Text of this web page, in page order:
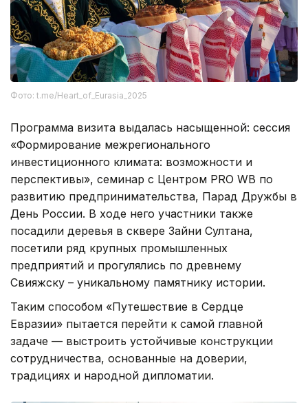
Фото: t.me/Heart_of_Eurasia_2025
Программа визита выдалась насыщенной: сессия
«Формирование межрегионального
инвестиционного климата: возможности и
перспективы», семинар с Центром PRO WB по
развитию предпринимательства, Парад Дружбы в
День России. В ходе него участники также
посадили деревья в сквере Зайни Султана,
посетили ряд крупных промышленных
предприятий и прогулялись по древнему
Свияжску – уникальному памятнику истории.
Таким способом «Путешествие в Сердце
Евразии» пытается перейти к самой главной
задаче — выстроить устойчивые конструкции
сотрудничества, основанные на доверии,
традициях и народной дипломатии.